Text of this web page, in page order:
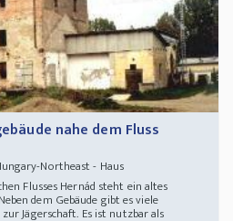
nahe dem Fluss
Northeast - Haus
Flusses Hernád steht ein altes
dem Gebäude gibt es viele
Jägerschaft. Es ist nutzbar als